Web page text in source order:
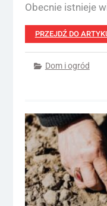
Obecnie istnieje
PRZEJDŹ DO
Dom i ogród